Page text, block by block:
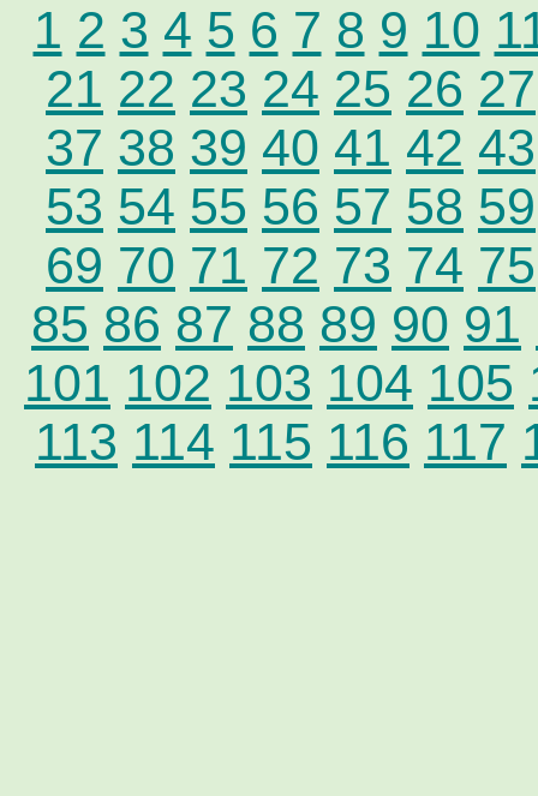
1 2 3 4 5 6 7 8 9 10
21 22 23 24 25 26 27
37 38 39 40 41 42 43
53 54 55 56 57 58 59
69 70 71 72 73 74 75
85 86 87 88 89 90 91
101 102 103 104 105
113 114 115 116 117